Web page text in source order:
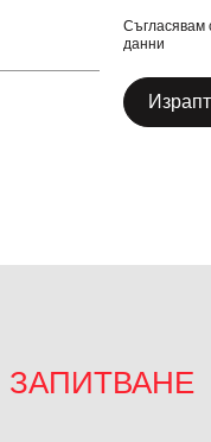
Съгласявам
данни
ЗАПИТВАНЕ